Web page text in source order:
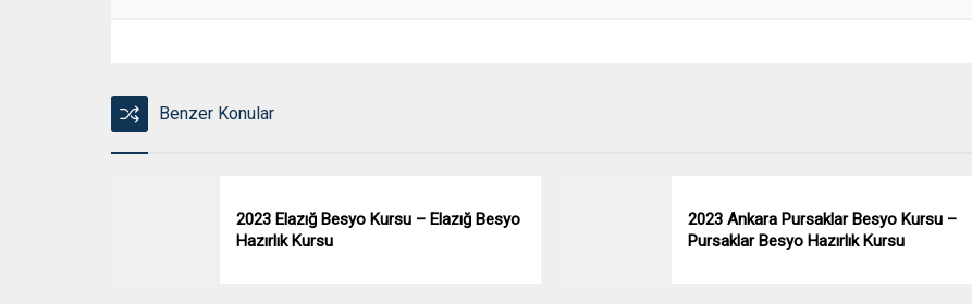
Benzer Konular
2023 Elazığ Besyo Kursu – Elazığ Besyo
Hazırlık Kursu
2023 Ankara Pursaklar Besyo Kursu –
Pursaklar Besyo Hazırlık Kursu